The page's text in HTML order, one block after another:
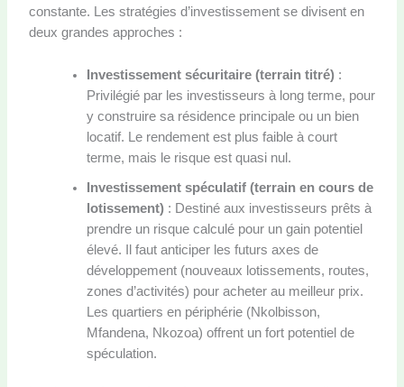
constante. Les stratégies d’investissement se divisent en
deux grandes approches :
Investissement sécuritaire (terrain titré):
Privilégié par les investisseurs à long terme, pour
y construire sa résidence principale ou un bien
locatif. Le rendement est plus faible à court
terme, mais le risque est quasi nul.
Investissement spéculatif (terrain en cours de
lotissement): Destiné aux investisseurs prêts à
prendre un risque calculé pour un gain potentiel
élevé. Il faut anticiper les futurs axes de
développement (nouveaux lotissements, routes,
zones d’activités) pour acheter au meilleur prix.
Les quartiers en périphérie (Nkolbisson,
Mfandena, Nkozoa) offrent un fort potentiel de
spéculation.